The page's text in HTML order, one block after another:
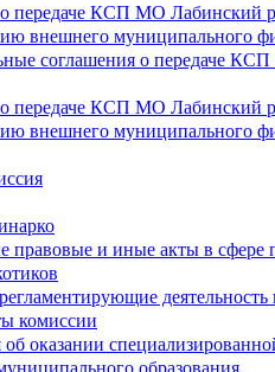
передаче КСП МО Лабинский
внешнего муниципального
соглашения о передаче
передаче КСП МО Лабинский
внешнего муниципального
правовые и иные акты в сфере
деятельность
комиссии
оказании
образования